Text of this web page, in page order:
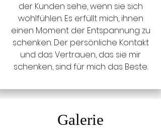
der Kunden sehe, wenn sie sich
wohlfühlen. Es erfüllt mich, ihnen
einen Moment der Entspannung zu
schenken. Der persönliche Kontakt
und das Vertrauen, das sie mir
schenken, sind für mich das Beste.
Galerie